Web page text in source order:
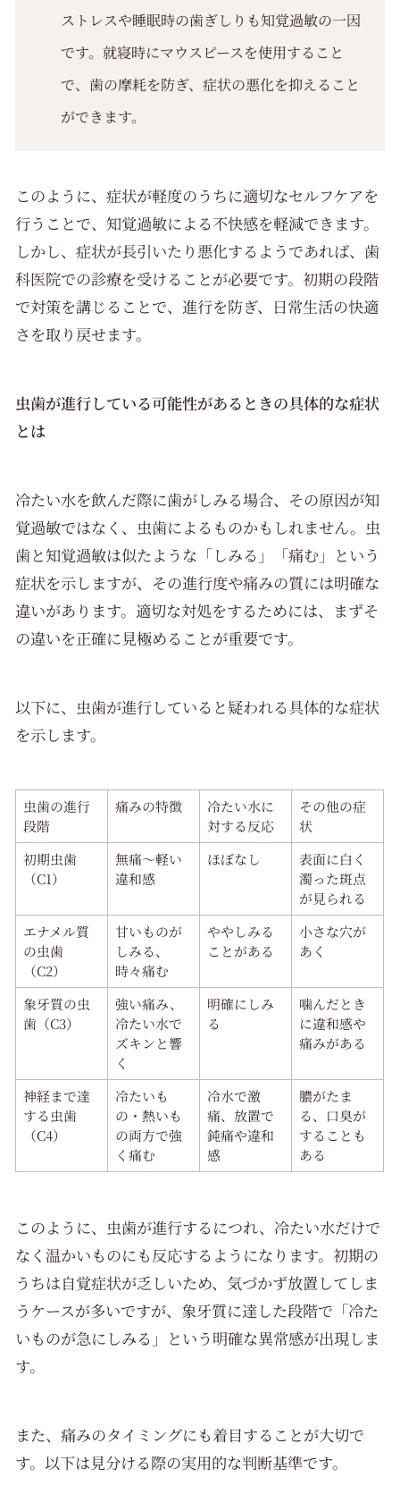
ストレスや睡眠時の歯ぎしりも知覚過敏の一因
です。就寝時にマウスピースを使用すること
で、歯の摩耗を防ぎ、症状の悪化を抑えること
ができます。
このように、症状が軽度のうちに適切なセルフケアを
行うことで、知覚過敏による不快感を軽減できます。
しかし、症状が長引いたり悪化するようであれば、歯
科医院での診療を受けることが必要です。初期の段階
で対策を講じることで、進行を防ぎ、日常生活の快適
さを取り戻せます。
虫歯が進行している可能性があるときの具体的な症状
とは
冷たい水を飲んだ際に歯がしみる場合、その原因が知
覚過敏ではなく、虫歯によるものかもしれません。虫
歯と知覚過敏は似たような「しみる」「痛む」という
症状を示しますが、その進行度や痛みの質には明確な
違いがあります。適切な対処をするためには、まずそ
の違いを正確に見極めることが重要です。
以下に、虫歯が進行していると疑われる具体的な症状
を示します。
虫歯の進行
段階
痛みの特徴
冷たい水に
対する反応
その他の症
状
初期虫歯
（C1）
無痛〜軽い
違和感
ほぼなし
表面に白く
濁った斑点
が見られる
エナメル質
の虫歯
（C2）
甘いものが
しみる、
時々痛む
ややしみる
ことがある
小さな穴が
あく
象牙質の虫
歯（C3）
強い痛み、
冷たい水で
ズキンと響
く
明確にしみ
る
噛んだとき
に違和感や
痛みがある
神経まで達
する虫歯
（C4）
冷たいも
の・熱いも
の両方で強
く痛む
冷水で激
痛、放置で
鈍痛や違和
感
膿がたま
る、口臭が
することも
ある
このように、虫歯が進行するにつれ、冷たい水だけで
なく温かいものにも反応するようになります。初期の
うちは自覚症状が乏しいため、気づかず放置してしま
うケースが多いですが、象牙質に達した段階で「冷た
いものが急にしみる」という明確な異常感が出現しま
す。
また、痛みのタイミングにも着目することが大切で
す。以下は見分ける際の実用的な判断基準です。